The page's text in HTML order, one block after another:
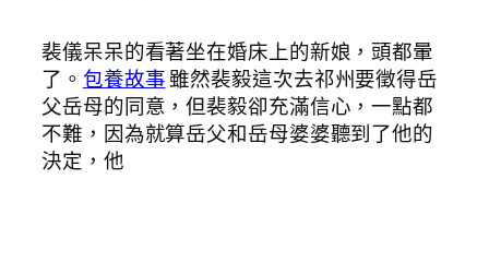
裴儀呆呆的看著坐在婚床上的新娘，頭都暈
了。 包養故事雖然裴毅這次去祁州要徵得岳
父岳母的同意，但裴毅卻充滿信心，一點都
不難，因為就算岳父和岳母婆婆聽到了他的
決定，他